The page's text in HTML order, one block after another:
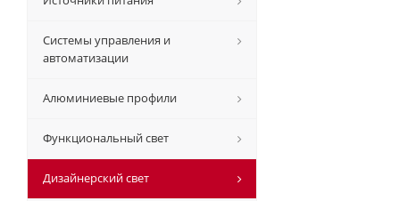
Системы управления и
автоматизации
Алюминиевые профили
Функциональный свет
Дизайнерский свет